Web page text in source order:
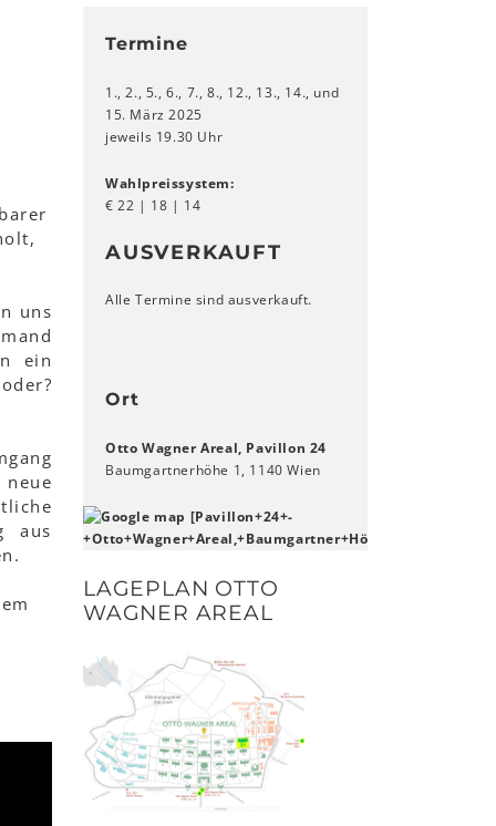
uns
ein
aus
Termine
1., 2., 5., 6., 7., 8., 12., 13., 14., und
15. März 2025
jeweils 19.30 Uhr
Wahlpreissystem:
€ 22 | 18 | 14
AUSVERKAUFT
Alle Termine sind ausverkauft.
Ort
Otto Wagner Areal, Pavillon 24
Baumgartnerhöhe 1, 1140 Wien
LAGEPLAN OTTO
WAGNER AREAL